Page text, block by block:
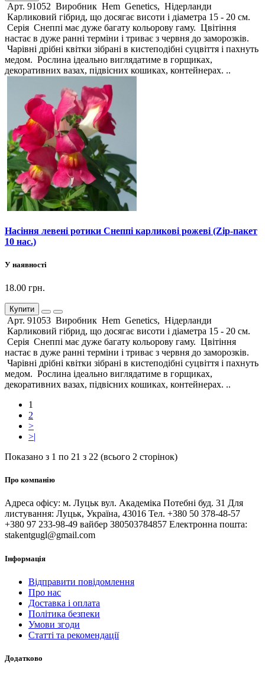
Арт. 91052 Виробник Hem Genetics, Нідерланди
Карликовий гібрид, що досягає висоти і діаметра 15 - 20 см.
Серія Снеппі має дуже багату кольорову гаму. Цвітіння
настає в дуже ранні терміни і триває з червня до заморозків.
Чарівні дрібні квітки зібрані в кистеподібні суцвіття і пахнуть
медом. Рослина ідеально виглядатиме в горщиках,
декоративних вазах, підвісних кошиках, контейнерах. ..
Насіння левені ротики Снеппі карликові рожеві (Zip-пакет
10 нас.)
У наявності
18.00 грн.
Купити
Арт. 91053 Виробник Hem Genetics, Нідерланди
Карликовий гібрид, що досягає висоти і діаметра 15 - 20 см.
Серія Снеппі має дуже багату кольорову гаму. Цвітіння
настає в дуже ранні терміни і триває з червня до заморозків.
Чарівні дрібні квітки зібрані в кистеподібні суцвіття і пахнуть
медом. Рослина ідеально виглядатиме в горщиках,
декоративних вазах, підвісних кошиках, контейнерах. ..
1
2
>
>|
Показано з 1 по 21 з 22 (всього 2 сторінок)
Про компанію
Адреса офісу: м. Луцьк вул. Академіка Потебні буд. 31 Для
листування: Луцьк, Україна, 43016 Тел. +380 50 378-48-57
+380 97 233-98-49 вайбер 380503784857 Електронна пошта:
stakentgugl@gmail.com
Інформація
Відправити повідомлення
Про нас
Доставка і оплата
Політика безпеки
Умови згоди
Статті та рекомендації
Додатково